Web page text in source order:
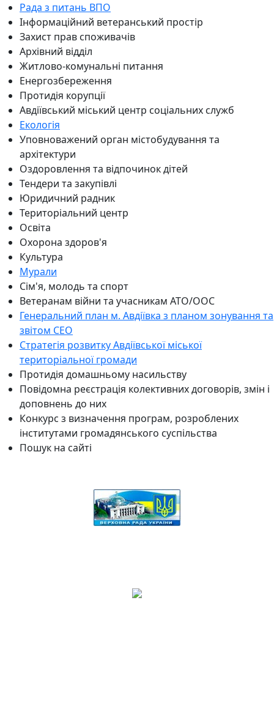
Рада з питань ВПО
Інформаційний ветеранський простір
Захист прав споживачів
Архівний відділ
Житлово-комунальні питання
Енергозбереження
Протидія корупції
Авдіївський міський центр соціальних служб
Екологія
Уповноважений орган містобудування та
архітектури
Оздоровлення та відпочинок дітей
Тендери та закупівлі
Юридичний радник
Територіальний центр
Освіта
Охорона здоров'я
Культура
Мурали
Сім'я, молодь та спорт
Ветеранам війни та учасникам АТО/ООС
Генеральний план м. Авдіївка з планом зонування та
звітом СЕО
Стратегія розвитку Авдіївської міської
територіальної громади
Протидія домашньому насильству
Повідомна реєстрація колективних договорів, змін і
доповнень до них
Конкурс з визначення програм, розроблених
інститутами громадянського суспільства
Пошук на сайті